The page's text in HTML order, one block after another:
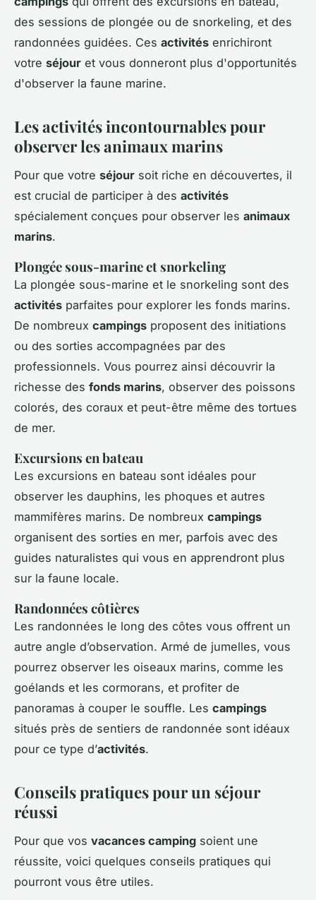
des sessions de plongée ou de snorkeling, et des
randonnées guidées. Ces activités enrichiront
votre séjour et vous donneront plus d'opportunités
d'observer la faune marine.
Les activités incontournables pour
observer les animaux marins
Pour que votre séjour soit riche en découvertes, il
est crucial de participer à des activités
spécialement conçues pour observer les animaux
marins.
Plongée sous-marine et snorkeling
La plongée sous-marine et le snorkeling sont des
activités parfaites pour explorer les fonds marins.
De nombreux campings proposent des initiations
ou des sorties accompagnées par des
professionnels. Vous pourrez ainsi découvrir la
richesse des fonds marins, observer des poissons
colorés, des coraux et peut-être même des tortues
de mer.
Excursions en bateau
Les excursions en bateau sont idéales pour
observer les dauphins, les phoques et autres
mammifères marins. De nombreux campings
organisent des sorties en mer, parfois avec des
guides naturalistes qui vous en apprendront plus
sur la faune locale.
Randonnées côtières
Les randonnées le long des côtes vous offrent un
autre angle d’observation. Armé de jumelles, vous
pourrez observer les oiseaux marins, comme les
goélands et les cormorans, et profiter de
panoramas à couper le souffle. Les campings
situés près de sentiers de randonnée sont idéaux
pour ce type d’activités.
Conseils pratiques pour un séjour
réussi
Pour que vos vacances camping soient une
réussite, voici quelques conseils pratiques qui
pourront vous être utiles.